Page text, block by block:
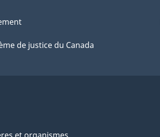
de justice du Canada